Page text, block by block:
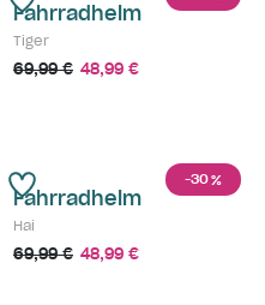
Fahrradhelm
Tiger
69,99 € 48,99 €
-30%
Fahrradhelm
Hai
69,99 € 48,99 €